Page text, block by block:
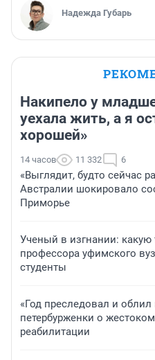
Надежда Губарь
Накипело у
уехала жить, а я
хорошей»
14 часов 11 332 6
«Выглядит, будто сейчас
Австралии шокировало
Приморье
Ученый в изгнании: какую
профессора уфимского
студенты
«Год преследовал и облил
петербурженки о
реабилитации